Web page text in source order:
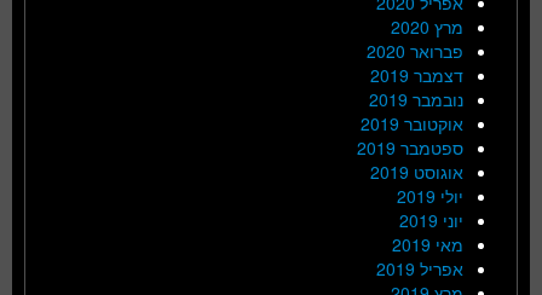
מרץ 2020
פברואר 2020
דצמבר 2019
נובמבר 2019
אוקטובר 2019
ספטמבר 2019
אוגוסט 2019
יולי 2019
יוני 2019
מאי 2019
אפריל 2019